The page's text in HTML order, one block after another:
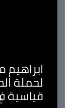
ابراهيم
لحملة
قياسية